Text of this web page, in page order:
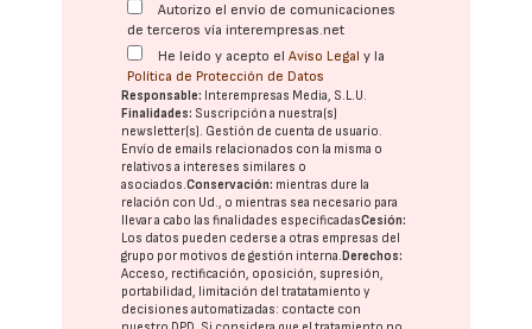
Autorizo el envío de comunicaciones
de terceros vía interempresas.net
He leído y acepto elAviso Legal y la
Política de Protección de Datos
Responsable: Interempresas Media, S.L.U.
Finalidades: Suscripción a nuestra(s)
newsletter(s). Gestión de cuenta de usuario.
Envío de emails relacionados con la misma o
relativos a intereses similares o
asociados.Conservación: mientras dure la
relación con Ud., o mientras sea necesario para
llevar a cabo las finalidades especificadasCesión:
Los datos pueden cederse a otras empresas del
grupo por motivos de gestión interna. Derechos:
Acceso, rectificación, oposición, supresión,
portabilidad, limitación del tratatamiento y
decisiones automatizadas: contacte con